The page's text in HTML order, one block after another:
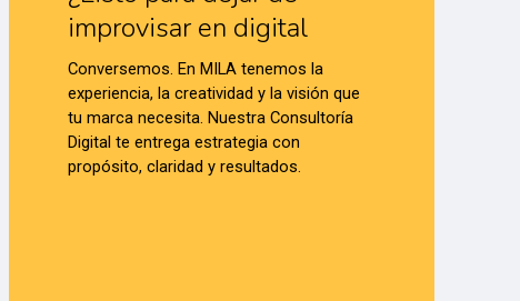
improvisar en digital
Conversemos. En MILA tenemos la
experiencia, la creatividad y la visión que
tu marca necesita. Nuestra Consultoría
Digital te entrega estrategia con
propósito, claridad y resultados.